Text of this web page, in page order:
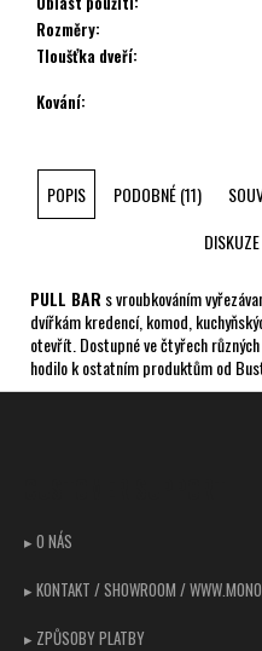
Rozměry:
Tloušťka dveří:
Kování:
POPIS PODOBNÉ (11)
DISKUZE
PULL BAR s vroubkováním
dvířkám kredencí, komod,
otevřít. Dostupné ve čtyřech
hodilo k ostatním produktům od
Z
▸ O NÁS
▸ KONTAKT / SHOWROOM /
▸ ZPŮSOBY PLATBY